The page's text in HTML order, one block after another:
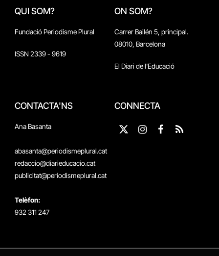
QUI SOM?
Fundació Periodisme Plural
ISSN 2339 - 9619
ON SOM?
Carrer Bailén 5, principal.
08010, Barcelona
El Diari de l'Educació
CONTACTA'NS
Ana Basanta
abasanta@periodismeplural.cat
redaccio@diarieducacio.cat
publicitat@periodismeplural.cat
Telèfon:
932 311 247
CONNECTA
X
Instagram
Facebook
RSS